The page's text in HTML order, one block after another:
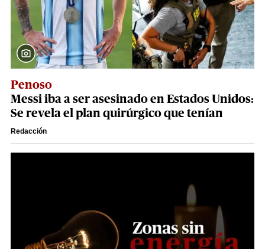
Penoso
Messi iba a ser asesinado en Estados Unidos:
Se revela el plan quirúrgico que tenían
Redacción